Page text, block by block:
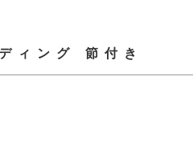
ィング 節付き